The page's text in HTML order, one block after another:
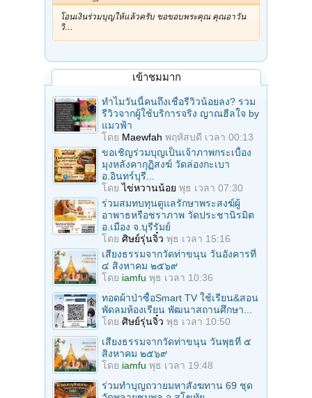
โอนเงินร่วมบุญให้แล้วครับ ขอขอบพระคุณ คุณอาวัน
วิ…
เข้าชมมาก
ทำไมวันนี้คนถึงเชื่อรีวิวน้อยลง? รวม
รีวิวจากผู้ใช้บริการจริง ญาณฮีลใจ by
แมวฟ้า
โดย Maewfah พฤหัสบดี เวลา 00:13
ขอเชิญร่วมบุญเป็นเจ้าภาพกระเบื้อง
มุงหลังคากุฏิสงฆ์ วัดล่องกะเบา
อ.อินทร์บุรี...
โดยไข่หวานน้อย พุธ เวลา 07:30
ร่วมสมทบทุนดูแลรักษาพระสงฆ์ผู้
อาพาธหรือชราภาพ วัดประชานิรมิต
อ.เมือง จ.บุรีรัมย์
โดย ศิษย์รุ่นจิ๋ว พุธ เวลา 15:16
เสียงธรรมจากวัดท่าขนุน วันอังคารที่
๔ สิงหาคม ๒๕๖๙
โดย iamfu พุธ เวลา 10:36
ทอดผ้าป่าซื้อSmart TV ใช้เรียน&สอน
พัดลมห้องเรียน พัฒนาสถานศึกษา...
โดย ศิษย์รุ่นจิ๋ว พุธ เวลา 10:50
เสียงธรรมจากวัดท่าขนุน วันพุธที่ ๕
สิงหาคม ๒๕๖๙
โดย iamfu พุธ เวลา 19:48
ร่วมทําบุญถวายมหาสังฆทาน 69 ชุด